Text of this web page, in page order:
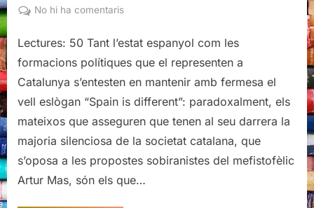
on
No hi ha comentarisa
veu
de
majoria
silenciosa
Lectures: 50 Tant l’estat espanyol com les
formacions polítiques que el representen a
Catalunya s’entesten en mantenir amb fermesa el
vell eslògan “Spain is different”: paradoxalment, els
mateixos que asseguren que tenen al seu darrera la
majoria silenciosa de la societat catalana, que
s’oposa a les propostes sobiranistes del mefistofèlic
Artur Mas, són els que…